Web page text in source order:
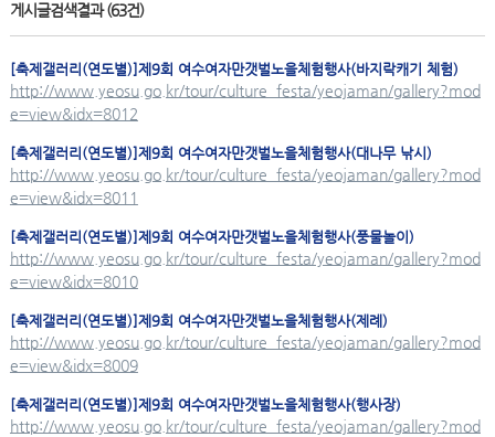
게시글검색결과(63건)
[축제갤러리(연도별)]제9회 여수여자만갯벌노을체험행사(바지락캐기 체험)
http://www.yeosu.go.kr/tour/culture_festa/yeojaman/gallery?mod
e=view&idx=8012
[축제갤러리(연도별)]제9회 여수여자만갯벌노을체험행사(대나무 낚시)
http://www.yeosu.go.kr/tour/culture_festa/yeojaman/gallery?mod
e=view&idx=8011
[축제갤러리(연도별)]제9회 여수여자만갯벌노을체험행사(풍물놀이)
http://www.yeosu.go.kr/tour/culture_festa/yeojaman/gallery?mod
e=view&idx=8010
[축제갤러리(연도별)]제9회 여수여자만갯벌노을체험행사(제례)
http://www.yeosu.go.kr/tour/culture_festa/yeojaman/gallery?mod
e=view&idx=8009
[축제갤러리(연도별)]제9회 여수여자만갯벌노을체험행사(행사장)
http://www.yeosu.go.kr/tour/culture_festa/yeojaman/gallery?mod